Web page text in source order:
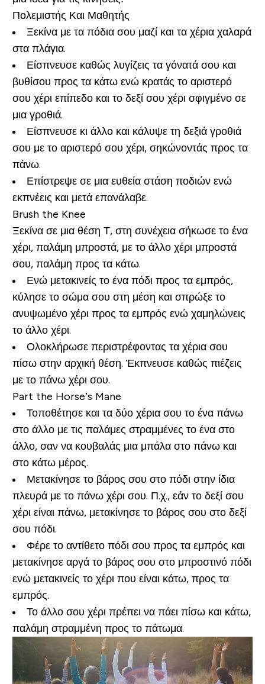
Πολεμιστής Και Μαθητής
Ξεκίνα με τα πόδια σου μαζί και τα χέρια χαλαρά
στα πλάγια.
Είσπνευσε καθώς λυγίζεις τα γόνατά σου και
βυθίσου προς τα κάτω ενώ κρατάς το αριστερό
σου χέρι επίπεδο και το δεξί σου χέρι σφιγμένο σε
μια γροθιά.
Είσπνευσε κι άλλο και κάλυψε τη δεξιά γροθιά
σου με το αριστερό σου χέρι, σηκώνοντάς προς τα
πάνω.
Επίστρεψε σε μια ευθεία στάση ποδιών ενώ
εκπνέεις και μετά επανάλαβε.
Brush the Knee
Ξεκίνα σε μια θέση Τ, στη συνέχεια σήκωσε το ένα
χέρι, παλάμη μπροστά, με το άλλο χέρι μπροστά
σου, παλάμη προς τα κάτω.
Ενώ μετακινείς το ένα πόδι προς τα εμπρός,
κύλησε το σώμα σου στη μέση και σπρώξε το
ανυψωμένο χέρι προς τα εμπρός ενώ χαμηλώνεις
το άλλο χέρι.
Ολοκλήρωσε περιστρέφοντας τα χέρια σου
πίσω στην αρχική θέση. Έκπνευσε καθώς πιέζεις
με το πάνω χέρι σου.
Part the Horse’s Mane
Τοποθέτησε και τα δύο χέρια σου το ένα πάνω
στο άλλο με τις παλάμες στραμμένες το ένα στο
άλλο, σαν να κουβαλάς μια μπάλα στο πάνω και
στο κάτω μέρος.
Μετακίνησε το βάρος σου στο πόδι στην ίδια
πλευρά με το πάνω χέρι σου. Π.χ., εάν το δεξί σου
χέρι είναι πάνω, μετακίνησε το βάρος σου στο δεξί
σου πόδι.
Φέρε το αντίθετο πόδι σου προς τα εμπρός και
μετακίνησε αργά το βάρος σου στο μπροστινό πόδι
ενώ μετακινείς το χέρι που είναι κάτω, προς τα
εμπρός.
Το άλλο σου χέρι πρέπει να πάει πίσω και κάτω,
παλάμη στραμμένη προς το πάτωμα.